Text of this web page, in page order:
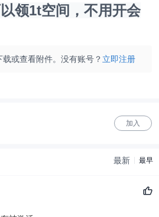
领1t空间，不用开会
载或查看附件。没有账号？ 立即注册
加入
最新 最早